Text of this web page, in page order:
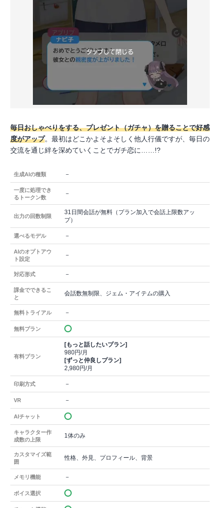
毎日おしゃべりをする、プレゼント（ガチャ）を贈ることで好感
度がアップ。最初はどこかよそよそしく他人行儀ですが、毎日の
交流を通じ絆を深めていくことでガチ恋に……!?
生成AIの種類 －
一度に処理でき
るトークン数
－
出力の回数制限
31日間会話が無料（プラン加入で会話上限数アッ
プ）
選べるモデル －
AIのオプトアウ
ト設定
－
対応形式 －
課金でできるこ
と
会話数無制限、ジェム・アイテムの購入
無料トライアル －
無料プラン
有料プラン
[もっと話したいプラン]
980円/月
[ずっと仲良しプラン]
2,980円/月
印刷方式 －
VR －
AIチャット
キャラクター作
成数の上限
1体のみ
カスタマイズ範
囲
性格、外見、プロフィール、背景
メモリ機能 －
ボイス選択